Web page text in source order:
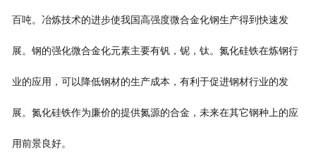
百吨。冶炼技术的进步使我国高强度微合金化钢生产得到快速发
展。钢的强化微合金化元素主要有钒，铌，钛。氮化硅铁在炼钢行
业的应用，可以降低钢材的生产成本，有利于促进钢材行业的发
展。氮化硅铁作为廉价的提供氮源的合金，未来在其它钢种上的应
用前景良好。